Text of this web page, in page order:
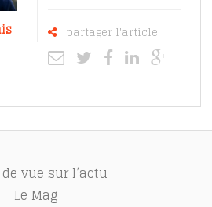
partager l'article
vue sur l’actu
Le Mag